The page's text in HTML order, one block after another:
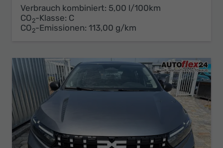
Verbrauch kombiniert: 5,00 l/100km
CO2-Klasse: C
CO2-Emissionen: 113,00 g/km